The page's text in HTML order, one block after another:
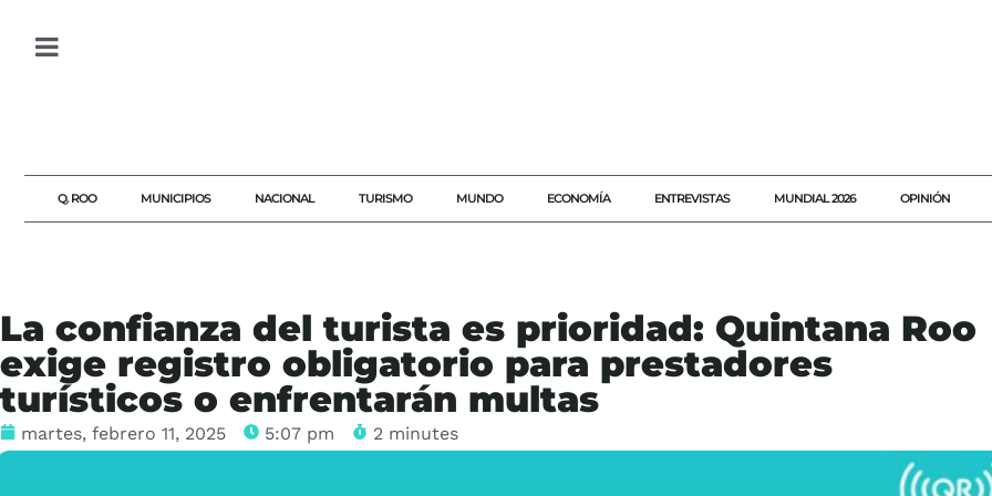
Q. ROO MUNICIPIOS NACIONAL TURISMO MUNDO ECONOMÍA ENTREVISTAS MUNDIAL 2026 OPINIÓN
La confianza del turista es prioridad: Quintana Roo
exige registro obligatorio para prestadores
turísticos o enfrentarán multas
martes, febrero 11, 2025 5:07 pm 2 minutes